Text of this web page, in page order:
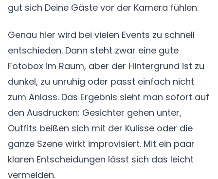
gut sich Deine Gäste vor der Kamera fühlen.
Genau hier wird bei vielen Events zu schnell
entschieden. Dann steht zwar eine gute
Fotobox im Raum, aber der Hintergrund ist zu
dunkel, zu unruhig oder passt einfach nicht
zum Anlass. Das Ergebnis sieht man sofort auf
den Ausdrucken: Gesichter gehen unter,
Outfits beißen sich mit der Kulisse oder die
ganze Szene wirkt improvisiert. Mit ein paar
klaren Entscheidungen lässt sich das leicht
vermeiden.